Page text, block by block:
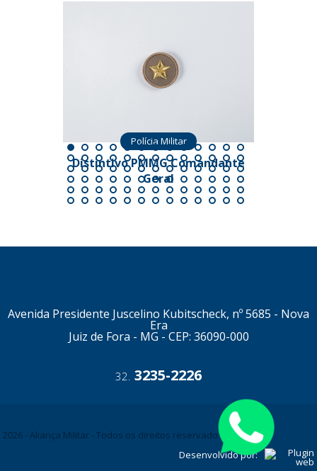
Polícia Militar
Distintivo PMMG Comandante
Geral
Avenida Presidente Juscelino Kubitscheck, nº 5685 - Nova
Era
Juiz de Fora - MG - CEP: 36090-000
32. 3235-2226
2026 - Aliança Militar - Todos os direitos reservados
Desenvolvido por: